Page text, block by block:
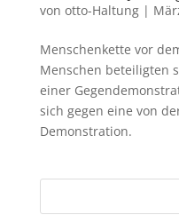
von otto-Haltung|
Menschenkette vor
Menschen beteiligten
einer
sich gegen eine von
Demonstration.